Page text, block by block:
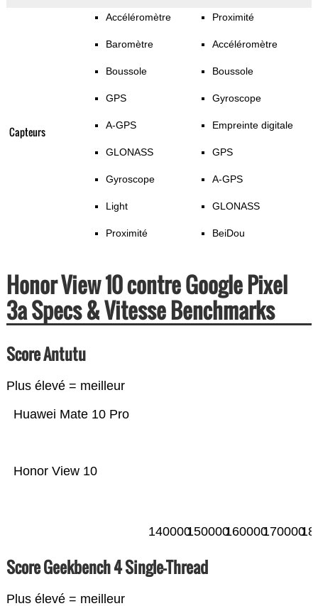
Capteurs
Accéléromètre
Baromètre
Boussole
GPS
A-GPS
GLONASS
Gyroscope
Light
Proximité
Proximité
Accéléromètre
Boussole
Gyroscope
Empreinte digitale
GPS
A-GPS
GLONASS
BeiDou
Honor View 10 contre Google Pixel
3a Specs & Vitesse Benchmarks
Score Antutu
Plus élevé = meilleur
Honor View 10
Huawei Mate 10 Pro
140000150000160000170000
Score Geekbench 4 Single-Thread
Plus élevé = meilleur